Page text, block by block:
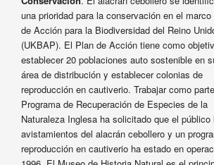
una prioridad para la conservación en el
de Acción para la Biodiversidad del Reino
(UKBAP). El Plan de Acción tiene como
establecer 20 poblaciones auto sostenible en
área de distribución y establecer colonias de
reproducción en cautiverio. Trabajar como
Programa de Recuperación de Especies de la
Naturaleza Inglesa ha solicitado que el público
avistamientos del alacrán cebollero y un
reproducción en cautiverio ha estado en